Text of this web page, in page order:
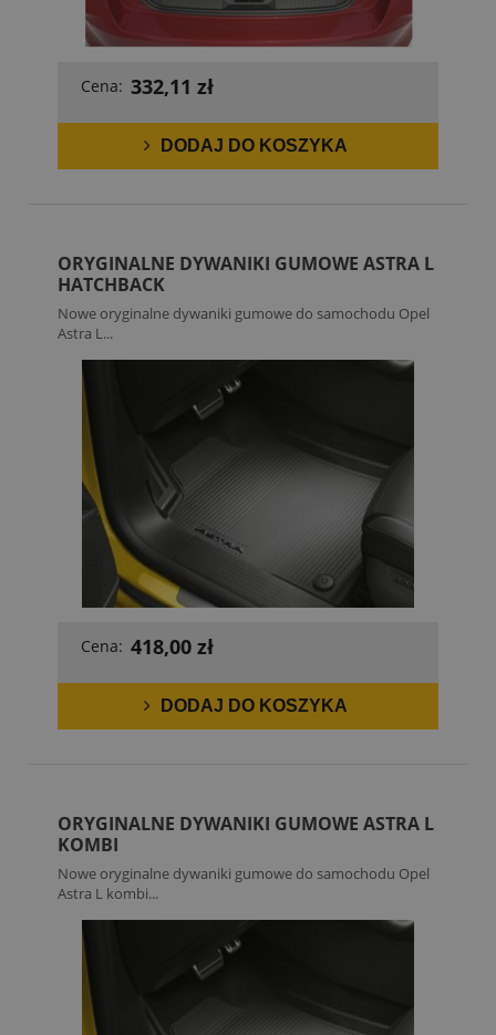
Cena: 332,11 zł
DODAJ DO KOSZYKA
ORYGINALNE DYWANIKI GUMOWE ASTRA L
HATCHBACK
Nowe oryginalne dywaniki gumowe do samochodu Opel
Astra L...
Cena: 418,00 zł
DODAJ DO KOSZYKA
ORYGINALNE DYWANIKI GUMOWE ASTRA L
KOMBI
Nowe oryginalne dywaniki gumowe do samochodu Opel
Astra L kombi...